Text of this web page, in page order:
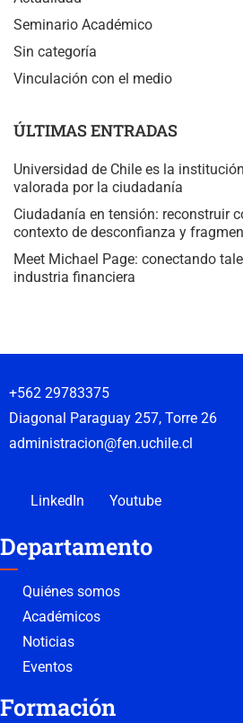
Seminario Académico
Sin categoría
Vinculación con el medio
ÚLTIMAS ENTRADAS
Universidad de Chile es la
valorada por la ciudadanía
Ciudadanía en tensión: reconstruir
contexto de desconfianza y
Meet Michael Page: conectando
industria financiera
+562 29783375
Diagonal Paraguay 257, Torre 26
administracion@fen.uchile.cl
LinkedIn Youtube
Departamento
Quiénes somos
Académicos
Noticias
Eventos
Formación